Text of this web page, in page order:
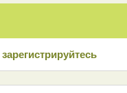
зарeгиcтрирyйтeсь